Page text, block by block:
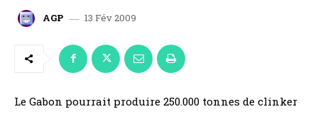
AGP 13 Fév 2009
Le Gabon pourrait produire 250.000 tonnes de clinker